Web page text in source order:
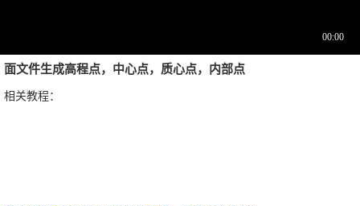
面文件生成高程点，中心点，质心点，内部点
相关教程：